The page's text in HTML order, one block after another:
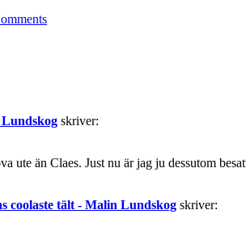
skriver:
ute än Claes. Just nu är jag ju dessutom
coolaste tält - Malin Lundskog skriver: